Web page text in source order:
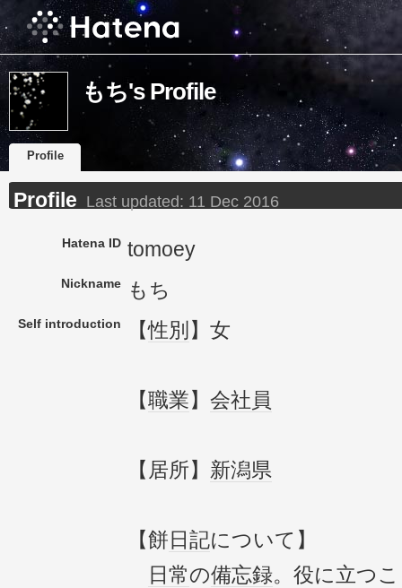
もち's Profile
Profile
Profile Last updated: 11 Dec 2016
Hatena ID tomoey
Nickname もち
Self introduction 【性別 】女
【職業】 会社員
【居所】 新潟県
【餅 日記について】
日常の備忘録。役に立つ